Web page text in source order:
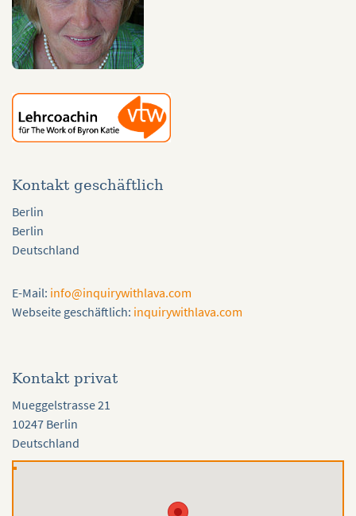
Kontakt geschäftlich
Berlin
Berlin
Deutschland
E-Mail: info@inquirywithlava.com
Webseite geschäftlich: inquirywithlava.com
Kontakt privat
Mueggelstrasse 21
10247 Berlin
Deutschland